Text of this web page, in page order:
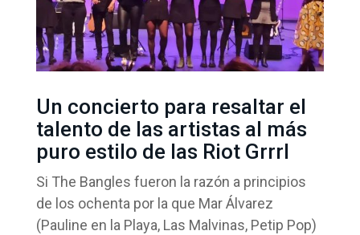
Un concierto para resaltar el
talento de las artistas al más
puro estilo de las Riot Grrrl
Si The Bangles fueron la razón a principios
de los ochenta por la que Mar Álvarez
(Pauline en la Playa, Las Malvinas, Petip Pop)